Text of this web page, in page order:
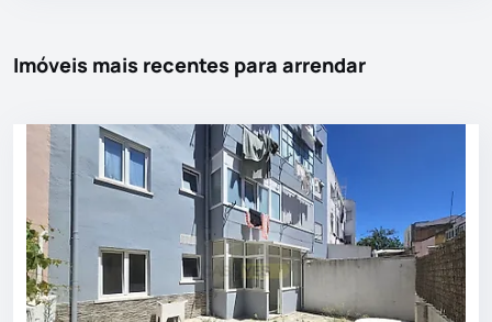
Imóveis mais recentes para arrendar